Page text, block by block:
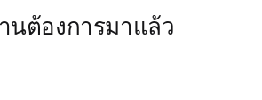
นต้องการมาแล้ว